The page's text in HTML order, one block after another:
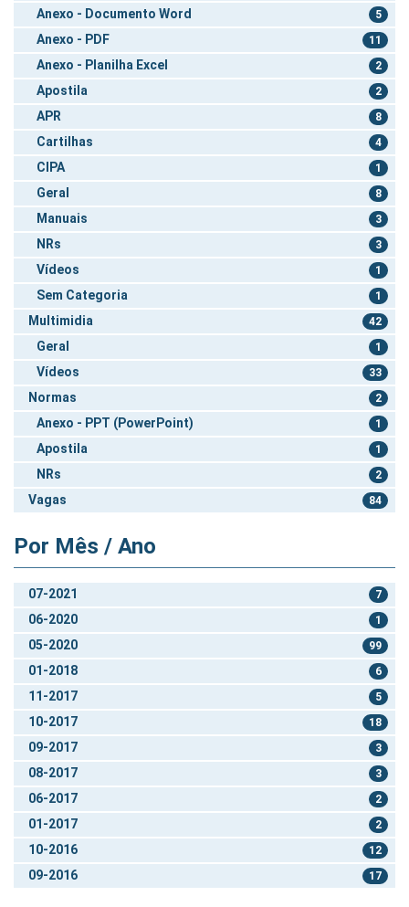
Anexo - Documento Word 5
Anexo - PDF 11
Anexo - Planilha Excel 2
Apostila 2
APR 8
Cartilhas 4
CIPA 1
Geral 8
Manuais 3
NRs 3
Vídeos 1
Sem Categoria 1
Multimidia 42
Geral 1
Vídeos 33
Normas 2
Anexo - PPT (PowerPoint) 1
Apostila 1
NRs 2
Vagas 84
Por Mês / Ano
07-2021 7
06-2020 1
05-2020 99
01-2018 6
11-2017 5
10-2017 18
09-2017 3
08-2017 3
06-2017 2
01-2017 2
10-2016 12
09-2016 17